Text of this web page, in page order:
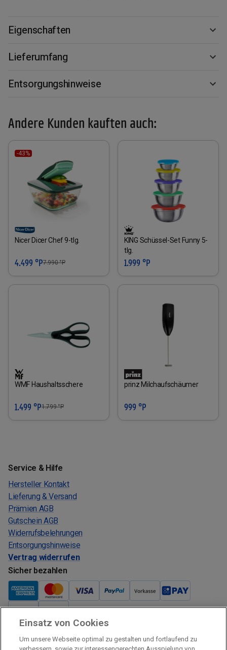
Eigenschaften
Lieferumfang
Entsorgungshinweise
Andere Kunden kauften auch:
-43%
Nicer Dicer Chef 9-tlg.
4.499 °P7.990°P
KING Schüssel-Set Funny 5-
tlg.
1.999 °P
WMF Haushaltsschere
1.499 °P1.799°P
prinz Milchaufschäumer
999 °P
Service & Hilfe
Hersteller Kontakt
Lieferung & Versand
Prämien AGB
Gutschein AGB
Widerrufsbelehrungen
Entsorgungshinweise
Vertrag widerrufen
Sicher bezahlen
Verkauf und Versand
Kostenloser Versand:
Einsatz von Cookies
Um unsere Webseite optimal zu gestalten und fortlaufend zu